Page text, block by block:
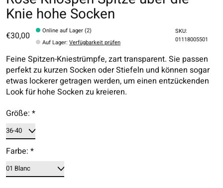
Knie hohe Socken
€30,00
Online auf Lager (2)
Auf Lager:Verfügbarkeit prüfen
SKU:
01118005501
Feine Spitzen-Kniestrümpfe, zart transparent. Sie passen
perfekt zu kurzen Socken oder Stiefeln und können sogar
etwas lockerer getragen werden, um einen entzückenden
Look für hohe Socken zu kreieren.
Größe: *
Farbe: *